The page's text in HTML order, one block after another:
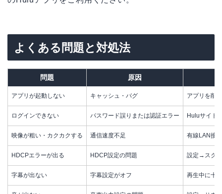
よくある問題と対処法
問題 原因
アプリが起動しない キャッシュ・バグ アプリを削
ログインできない パスワード誤りまたは認証エラー Huluサイト
映像が粗い・カクカクする 通信速度不足 有線LAN接
HDCPエラーが出る HDCP設定の問題 設定→スク
字幕が出ない 字幕設定がオフ 再生中に十